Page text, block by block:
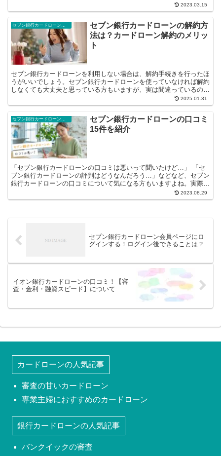
2023.03.15
セブン銀行カードローンの解約方
法は？カードローン解約のメリッ
ト
セブン銀行カードローンを利用しない場合は、解約手続きを行ったほ
うがいいでしょう。セブン銀行カードローンを使っていなければ解約
しなくても大丈夫と思っている方もいますが、実は間違っているので
2025.01.31
セブン銀行カードローン豆知識
セブン銀行カードローンの口コミ
15件を紹介
「セブン銀行カードローンの口コミは悪いって聞いたけど…」 「セ
ブン銀行カードローンの評判はどうなんだろう…」などなど、セブン
銀行カードローンの口コミについて気になる方もいますよね。実際の
2023.08.29
セブン銀行カードローン会員ページにロ
グインする！ログイン後できることは？
イオン銀行カードローンの口コミ！【審
査・金利・融資スピード】について
カードローンの人気記事
審査の甘いカードローン
専業主婦におすすめのカードローン
銀行カードローンの人気記事
バンクイックの審査